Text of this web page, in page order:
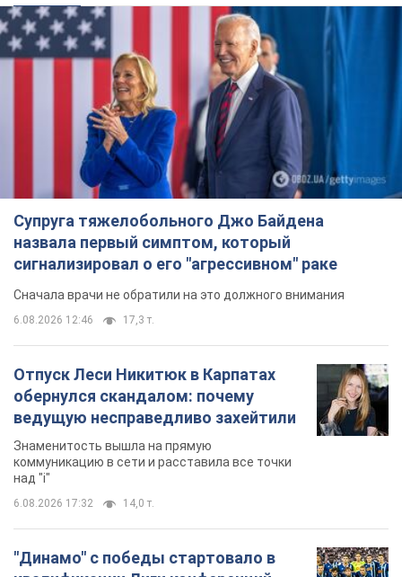
Супруга тяжелобольного Джо Байдена
назвала первый симптом, который
сигнализировал о его "агрессивном" раке
Сначала врачи не обратили на это должного внимания
6.08.2026 12:46 17,3 т.
Отпуск Леси Никитюк в Карпатах
обернулся скандалом: почему
ведущую несправедливо захейтили
Знаменитость вышла на прямую
коммуникацию в сети и расставила все точки
над "i"
6.08.2026 17:32 14,0 т.
"Динамо" с победы стартовало в